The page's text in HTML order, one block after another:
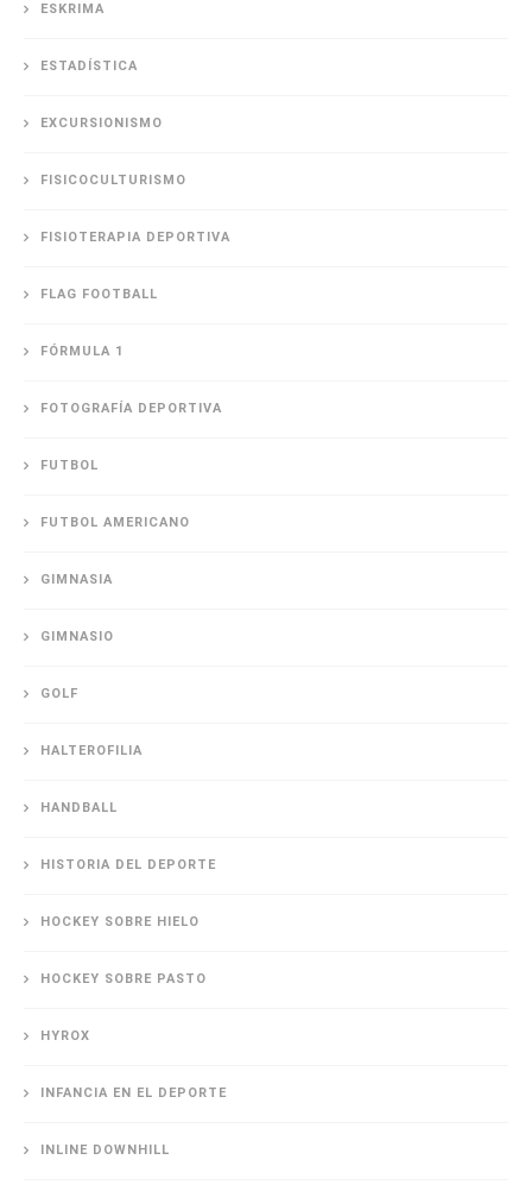
ESKRIMA
ESTADÍSTICA
EXCURSIONISMO
FISICOCULTURISMO
FISIOTERAPIA DEPORTIVA
FLAG FOOTBALL
FÓRMULA 1
FOTOGRAFÍA DEPORTIVA
FUTBOL
FUTBOL AMERICANO
GIMNASIA
GIMNASIO
GOLF
HALTEROFILIA
HANDBALL
HISTORIA DEL DEPORTE
HOCKEY SOBRE HIELO
HOCKEY SOBRE PASTO
HYROX
INFANCIA EN EL DEPORTE
INLINE DOWNHILL